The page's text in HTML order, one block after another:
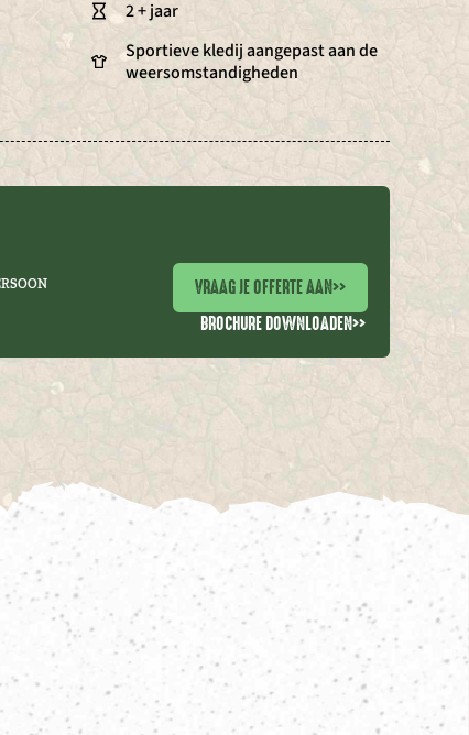
2 + jaar
Sportieve kledij aangepast aan de
weersomstandigheden
VRAAG JE OFFERTE AAN>>
BROCHURE DOWNLOADEN>>